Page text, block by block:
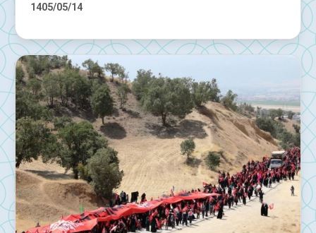
1405/05/14